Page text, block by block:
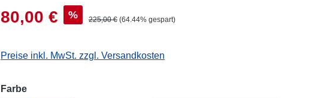
80,00 € % 225,00 € (64.44% gespart)
Preise inkl. MwSt. zzgl. Versandkosten
Farbeauswählen